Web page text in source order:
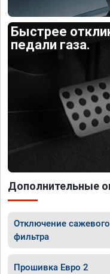
Быстрее
педали газа.
Дополнительные
Отключение сажевого
фильтра
Прошивка Евро 2